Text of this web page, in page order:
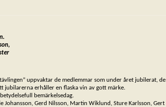
uppvaktar de medlemmar som under året jubilerat, de
jubilarerna erhåller en flaska vin av gott märke.
bemärkelsedag.
Gerd Nilsson, Martin Wiklund, Sture Karlsson, Gert